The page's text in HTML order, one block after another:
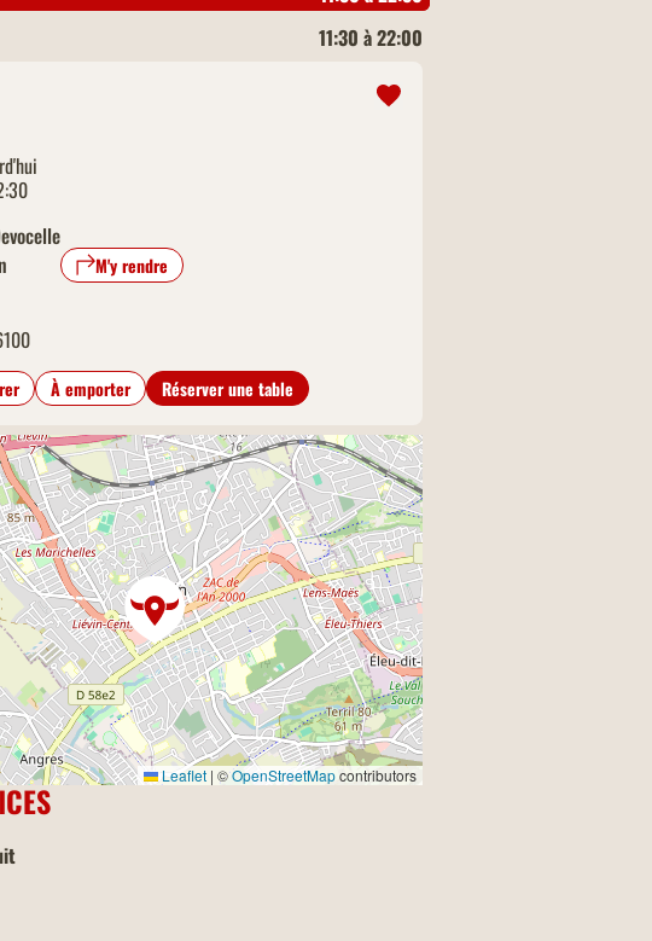
11:30 à 22:00
M'y rendre
À emporter Réserver une table
Leaflet | ©OpenStreetMapcontributors